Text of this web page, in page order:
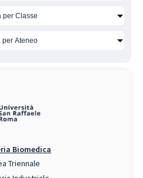
Biomedica
Triennale